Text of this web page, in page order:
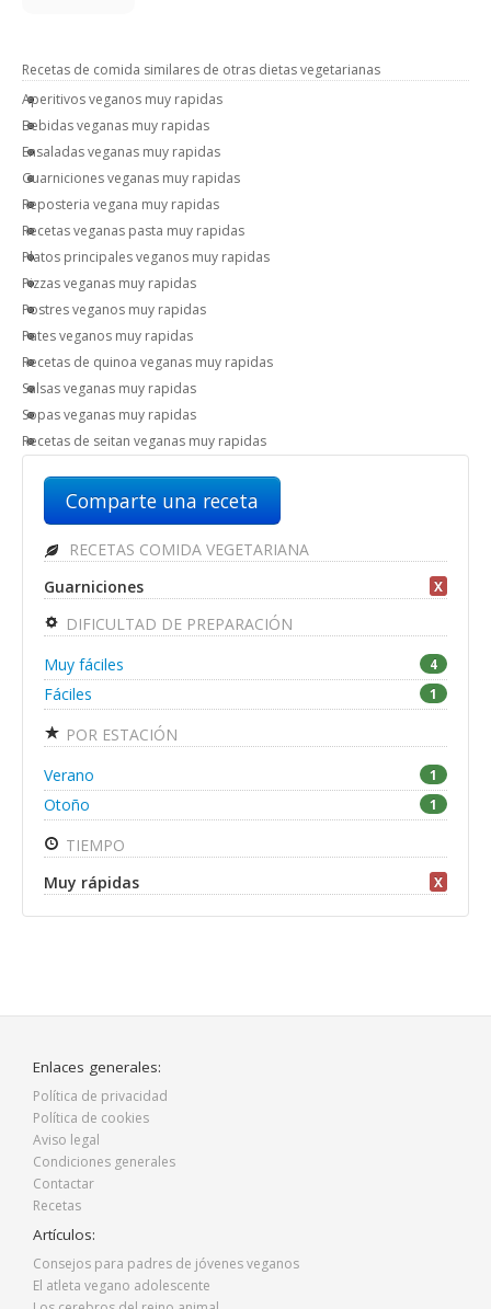
Recetas de comida similares de otras dietas vegetarianas
Aperitivos veganos muy rapidas
Bebidas veganas muy rapidas
Ensaladas veganas muy rapidas
Guarniciones veganas muy rapidas
Reposteria vegana muy rapidas
Recetas veganas pasta muy rapidas
Platos principales veganos muy rapidas
Pizzas veganas muy rapidas
Postres veganos muy rapidas
Pates veganos muy rapidas
Recetas de quinoa veganas muy rapidas
Salsas veganas muy rapidas
Sopas veganas muy rapidas
Recetas de seitan veganas muy rapidas
Comparte una receta
RECETAS COMIDA VEGETARIANA
Guarniciones
X
DIFICULTAD DE PREPARACIÓN
Muy fáciles
4
Fáciles 1
POR ESTACIÓN
Verano
1
Otoño 1
TIEMPO
Muy rápidas
X
Enlaces generales:
Política de privacidad
Política de cookies
Aviso legal
Condiciones generales
Contactar
Recetas
Artículos:
Consejos para padres de jóvenes veganos
El atleta vegano adolescente